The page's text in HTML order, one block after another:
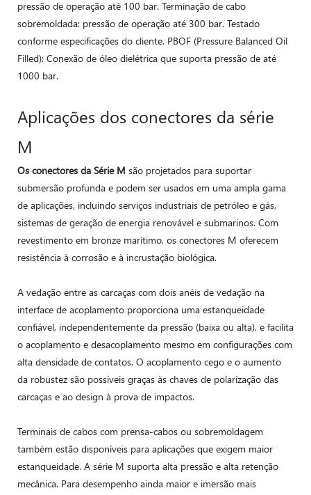
pressão de operação até 100 bar. Terminação de cabo
sobremoldada: pressão de operação até 300 bar. Testado
conforme especificações do cliente. PBOF (Pressure Balanced Oil
Filled): Conexão de óleo dielétrica que suporta pressão de até
1000 bar.
Aplicações dos conectores da série
M
Os conectores da Série M são projetados para suportar
submersão profunda e podem ser usados ​​em uma ampla gama
de aplicações, incluindo serviços industriais de petróleo e gás,
sistemas de geração de energia renovável e submarinos. Com
revestimento em bronze marítimo, os conectores M oferecem
resistência à corrosão e à incrustação biológica.
A vedação entre as carcaças com dois anéis de vedação na
interface de acoplamento proporciona uma estanqueidade
confiável, independentemente da pressão (baixa ou alta), e facilita
o acoplamento e desacoplamento mesmo em configurações com
alta densidade de contatos. O acoplamento cego e o aumento
da robustez são possíveis graças às chaves de polarização das
carcaças e ao design à prova de impactos.
Terminais de cabos com prensa-cabos ou sobremoldagem
também estão disponíveis para aplicações que exigem maior
estanqueidade. A série M suporta alta pressão e alta retenção
mecânica. Para desempenho ainda maior e imersão mais